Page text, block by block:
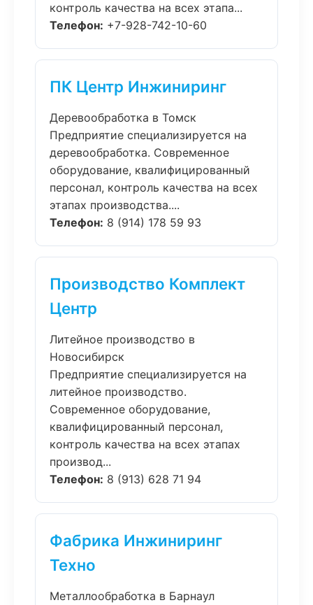
контроль качества на всех этапа...
Телефон: +7-928-742-10-60
ПК Центр Инжиниринг
Деревообработка в Томск
Предприятие специализируется на
деревообработка. Современное
оборудование, квалифицированный
персонал, контроль качества на всех
этапах производства....
Телефон: 8 (914) 178 59 93
Производство Комплект
Центр
Литейное производство в
Новосибирск
Предприятие специализируется на
литейное производство.
Современное оборудование,
квалифицированный персонал,
контроль качества на всех этапах
производ...
Телефон: 8 (913) 628 71 94
Фабрика Инжиниринг
Техно
Металлообработка в Барнаул